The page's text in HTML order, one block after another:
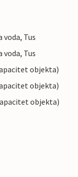
Tus
Tus
objekta)
objekta)
objekta)